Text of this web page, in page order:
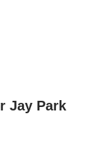
Jay Park